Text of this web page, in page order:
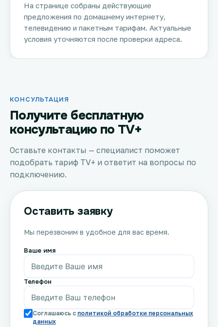
На странице собраны действующие
предложения по домашнему интернету,
телевидению и пакетным тарифам. Актуальные
условия уточняются после проверки адреса.
КОНСУЛЬТАЦИЯ
Получите бесплатную
консультацию по TV+
Оставьте контакты — специалист поможет
подобрать тариф TV+ и ответит на вопросы по
подключению.
Оставить заявку
Мы перезвоним в удобное для вас время.
Ваше имя
Телефон
Соглашаюсь с политикой обработки персональных
данных